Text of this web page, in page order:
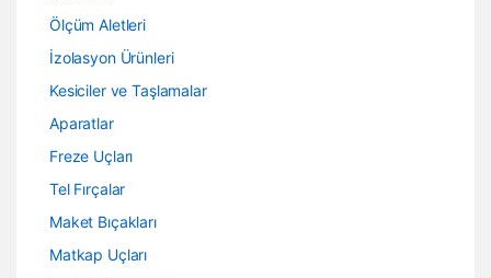
Ölçüm Aletleri
İzolasyon Ürünleri
Kesiciler ve Taşlamalar
Aparatlar
Freze Uçları
Tel Fırçalar
Maket Bıçakları
Matkap Uçları